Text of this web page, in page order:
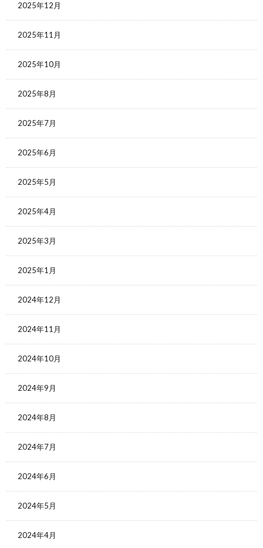
2025年12月
2025年11月
2025年10月
2025年8月
2025年7月
2025年6月
2025年5月
2025年4月
2025年3月
2025年1月
2024年12月
2024年11月
2024年10月
2024年9月
2024年8月
2024年7月
2024年6月
2024年5月
2024年4月